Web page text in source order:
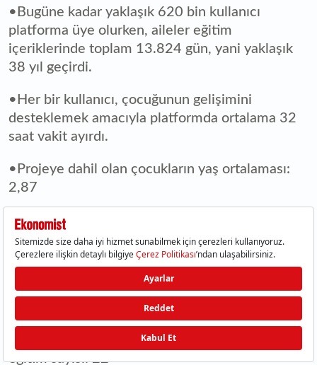
•Bugüne kadar yaklaşık 620 bin kullanıcı
platforma üye olurken, aileler eğitim
içeriklerinde toplam 13.824 gün, yani yaklaşık
38 yıl geçirdi.
•Her bir kullanıcı, çocuğunun gelişimini
desteklemek amacıyla platformda ortalama 32
saat vakit ayırdı.
•Projeye dahil olan çocukların yaş ortalaması:
2,87
•Şimdiye kadar web sitesine kaydolmuş çocuk
sayısı: 320.185
•Daha önce talep oluşturulmuş ve şu an 6
yaşının üzerinde olan toplam çocuk sayısı
(mezun ettiğimiz): 85.645
•Şimdiye kadar gerçekleştirilen yüz yüze şube
eğitim sayısı: 22